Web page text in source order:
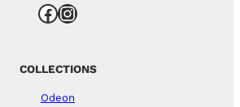
Facebook Instagram
COLLECTIONS
Odeon